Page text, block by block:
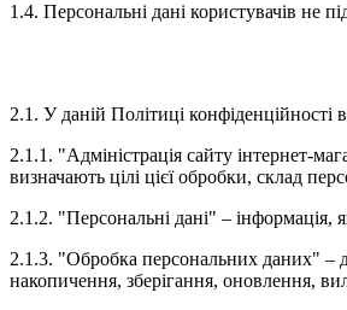
1.4. Персональні дані користувачів не
2.1. У даній Політиці конфіденційності
2.1.1. "Адміністрація сайту інтернет-
визначають цілі цієї обробки, склад
2.1.2. "Персональні дані" – інформація,
2.1.3. "Обробка персональних даних" –
накопичення, зберігання, оновлення,